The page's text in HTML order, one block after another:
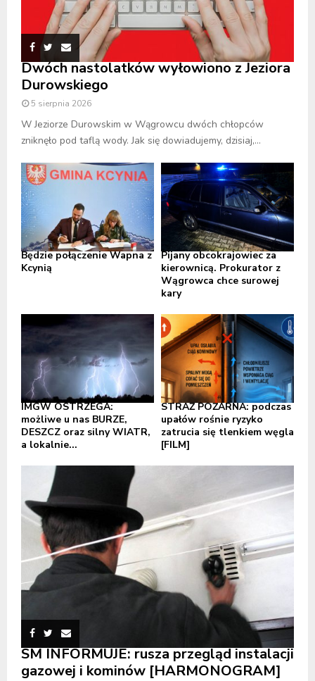
Dwóch nastolatków wyłowiono z Jeziora
Durowskiego
5 sierpnia 2026
W Jeziorze Durowskim w Wągrowcu dwóch chłopców
zniknęło pod taflą wody. Jak się dowiadujemy, dzisiaj,...
Będzie połączenie Wapna z
Kcynią
Pijany obcokrajowiec za
kierownicą. Prokurator z
Wągrowca chce surowej
kary
IMGW OSTRZEGA:
możliwe u nas BURZE,
DESZCZ oraz silny WIATR,
a lokalnie...
STRAŻ POŻARNA: podczas
upałów rośnie ryzyko
zatrucia się tlenkiem węgla
[FILM]
SM INFORMUJE: rusza przegląd instalacji
gazowej i kominów [HARMONOGRAM]